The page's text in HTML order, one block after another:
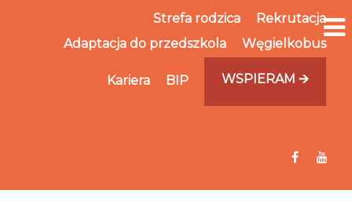
Strefa rodzica
Rekrutacja
Adaptacja do przedszkola
Węgielkobus
Kariera BIP WSPIERAM 🡪